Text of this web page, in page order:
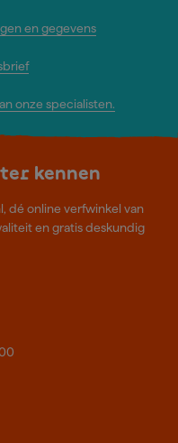
en gegevens
onze specialisten.
kennen
dé online verfwinkel van
en gratis deskundig